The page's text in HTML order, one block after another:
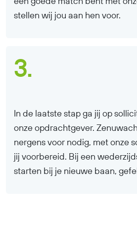
stellen wij jou aan hen voor.
3.
In de laatste stap ga jij op
onze opdrachtgever.
nergens voor nodig, met onze
jij voorbereid. Bij een
starten bij je nieuwe baan,